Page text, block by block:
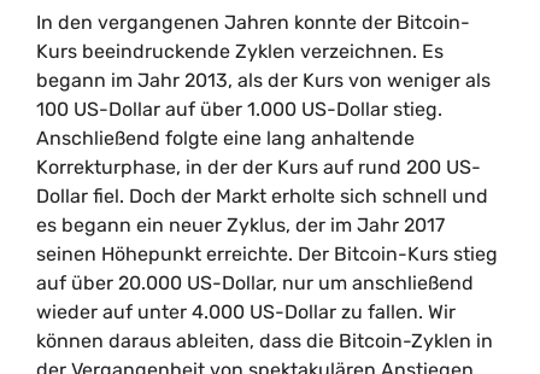
In den vergangenen Jahren konnte der Bitcoin-
Kurs beeindruckende Zyklen verzeichnen. Es
begann im Jahr 2013, als der Kurs von weniger als
100 US-Dollar auf über 1.000 US-Dollar stieg.
Anschließend folgte eine lang anhaltende
Korrekturphase, in der der Kurs auf rund 200 US-
Dollar fiel. Doch der Markt erholte sich schnell und
es begann ein neuer Zyklus, der im Jahr 2017
seinen Höhepunkt erreichte. Der Bitcoin-Kurs stieg
auf über 20.000 US-Dollar, nur um anschließend
wieder auf unter 4.000 US-Dollar zu fallen. Wir
können daraus ableiten, dass die Bitcoin-Zyklen in